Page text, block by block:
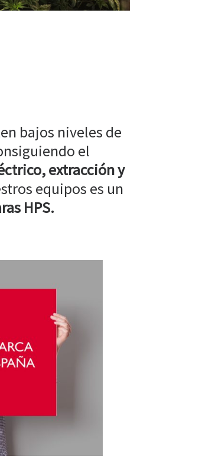
bajos niveles de
el
extracción y
equipos es un
HPS.